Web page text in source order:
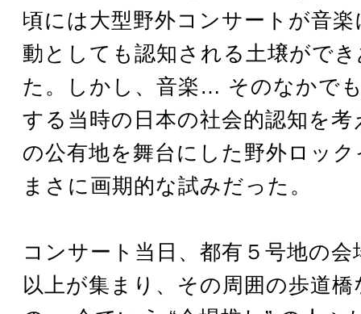
頃には大型野外コンサートが音
動としても認知される土壌がで
た。しかし、音楽… そのなかで
する当時の日本の社会的認知を考
の公有地を舞台にした野外ロッ
まさに画期的な試みだった。
コンサート当日、都有５号地の会
以上が集まり、その周囲の歩道